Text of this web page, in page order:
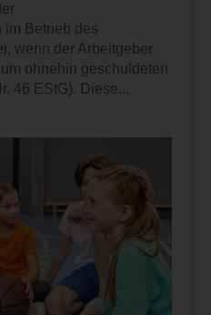
im Betrieb des
wenn der Arbeitgeber
ohnehin geschuldeten
46 EStG). Diese...